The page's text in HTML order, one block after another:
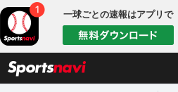
一球ごとの速報はアプリで